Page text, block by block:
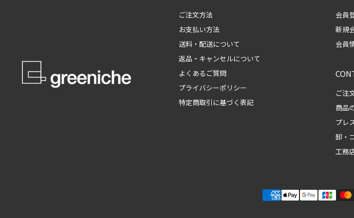
ご注文方法
お支払い方法
送料・配送について
返品・キャンセルについて
よくあるご質問
プライバシーポリシー
特定商取引に基づく表記
会員
新規
会員
ご注
商品
プレ
卸・
工務